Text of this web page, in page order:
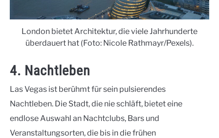
London bietet Architektur, die viele Jahrhunderte
überdauert hat (Foto: Nicole Rathmayr/Pexels).
4. Nachtleben
Las Vegas ist berühmt für sein pulsierendes
Nachtleben. Die Stadt, die nie schläft, bietet eine
endlose Auswahl an Nachtclubs, Bars und
Veranstaltungsorten, die bis in die frühen